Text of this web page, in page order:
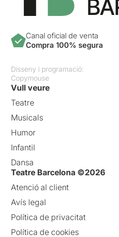
Canal oficial de venta
Compra 100% segura
Disseny i programació:
Copymouse
Vull veure
Teatre
Musicals
Humor
Infantil
Dansa
Teatre Barcelona ©2026
Atenció al client
Avís legal
Política de privacitat
Política de cookies